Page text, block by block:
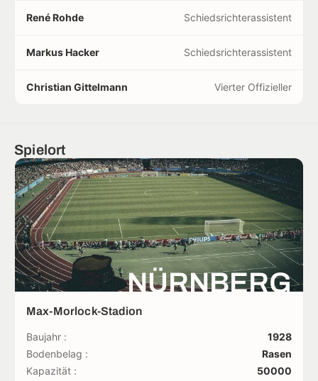
René Rohde Schiedsrichterassistent
Markus Hacker Schiedsrichterassistent
Christian Gittelmann Vierter Offizieller
Spielort
NÜRNBERG
Max-Morlock-Stadion
Baujahr :
1928
Bodenbelag :
Rasen
Kapazität :
50000